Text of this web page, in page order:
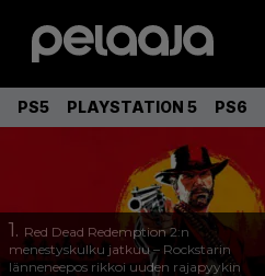
PS5 PLAYSTATION 5 PS6
1. Red Dead Redemption 2:n
menestyskulku jatkuu – Rockstarin
länneneepos rikkoi uuden rajapyykin